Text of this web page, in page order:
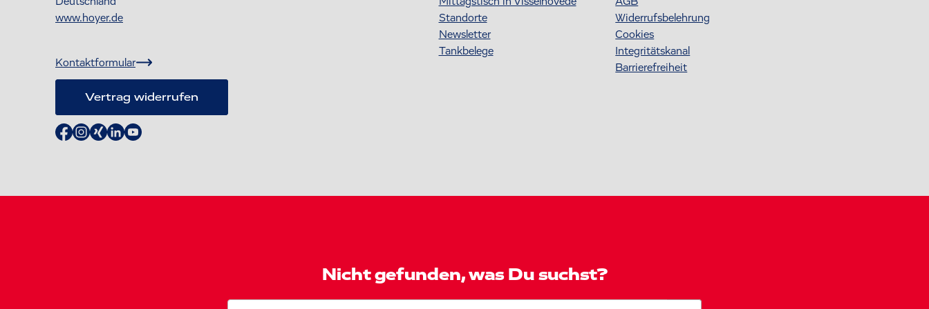
www.hoyer.de
Kontaktformular
Vertrag widerrufen
Standorte
Newsletter
Tankbelege
Widerrufsbelehrung
Cookies
Integritätskanal
Barrierefreiheit
Nicht gefunden, was Du suchst?